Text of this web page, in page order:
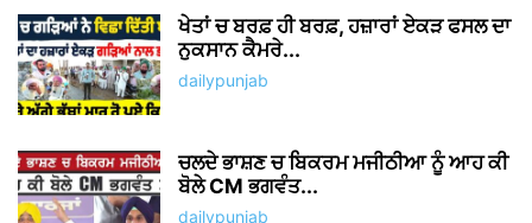
ਖੇਤਾਂ ਚ ਬਰਫ਼ ਹੀ ਬਰਫ਼, ਹਜ਼ਾਰਾਂ ਏਕੜ ਫਸਲ ਦਾ
ਨੁਕਸਾਨ ਕੈਮਰੇ...
dailypunjab
ਚਲਦੇ ਭਾਸ਼ਣ ਚ ਬਿਕਰਮ ਮਜੀਠੀਆ ਨੂੰ ਆਹ ਕੀ
ਬੋਲੇ CM ਭਗਵੰਤ...
dailypunjab